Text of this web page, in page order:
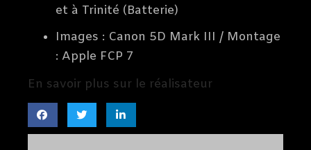
et à Trinité (Batterie)
Images : Canon 5D Mark III / Montage
: Apple FCP 7
En savoir plus sur le réalisateur